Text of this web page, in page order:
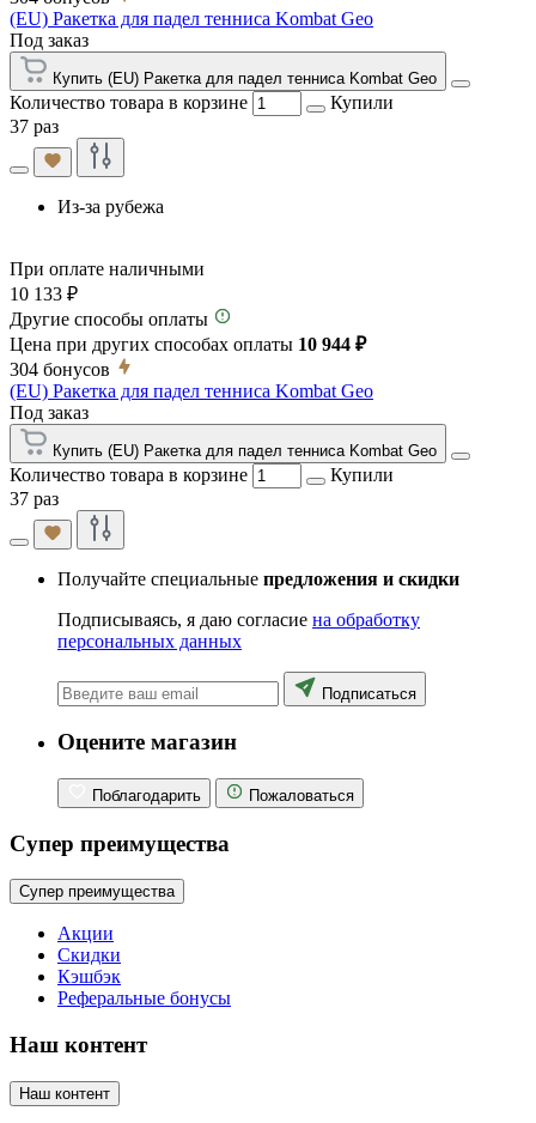
(EU) Ракетка для падел тенниса Kombat Geo
Под заказ
Купить (EU) Ракетка для падел тенниса Kombat Geo
Количество товара в корзине
Купили
37 раз
Из-за рубежа
При оплате наличными
10 133 ₽
Другие способы оплаты
Цена при других способах оплаты 10 944 ₽
304 бонусов
(EU) Ракетка для падел тенниса Kombat Geo
Под заказ
Купить (EU) Ракетка для падел тенниса Kombat Geo
Количество товара в корзине
Купили
37 раз
Получайте специальные предложения и скидки
Подписываясь, я даю согласие на обработку
персональных данных
Подписаться
Оцените магазин
Поблагодарить Пожаловаться
Супер преимущества
Супер преимущества
Акции
Скидки
Кэшбэк
Реферальные бонусы
Наш контент
Наш контент